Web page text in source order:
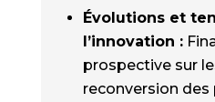
Évolutions et
l’innovation :
prospective sur
reconversion des